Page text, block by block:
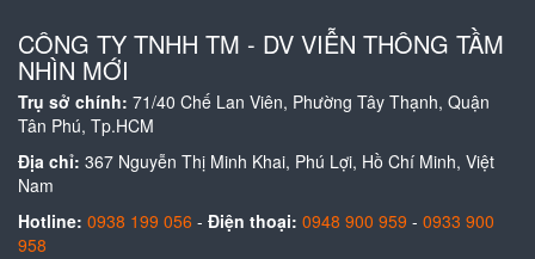
CÔNG TY TNHH TM - DV VIỄN THÔNG TẦM
NHÌN MỚI
Trụ sở chính: 71/40 Chế Lan Viên, Phường Tây Thạnh, Quận
Tân Phú, Tp.HCM
Địa chỉ: 367 Nguyễn Thị Minh Khai, Phú Lợi, Hồ Chí Minh, Việt
Nam
Hotline: 0938 199 056 - Điện thoại: 0948 900 959 - 0933 900
958